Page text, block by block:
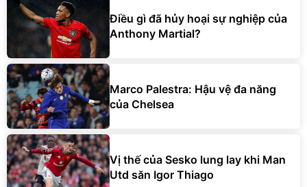
Điều gì đã hủy hoại sự nghiệp của
Anthony Martial?
Marco Palestra: Hậu vệ đa năng
của Chelsea
Vị thế của Sesko lung lay khi Man
Utd săn Igor Thiago